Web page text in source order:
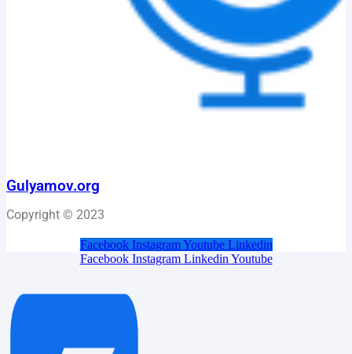
Gulyamov.org
Copyright © 2023
Facebook Instagram Youtube Linkedin
Facebook Instagram Linkedin Youtube